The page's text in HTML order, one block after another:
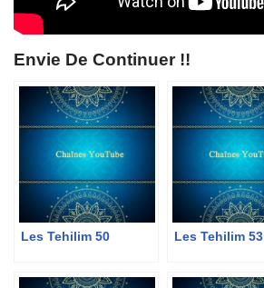
Envie De Continuer !!
Les Tehilim 50 Les Tehilim 53